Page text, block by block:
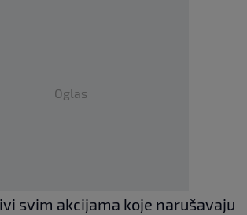
Oglas
svim akcijama koje narušavaju